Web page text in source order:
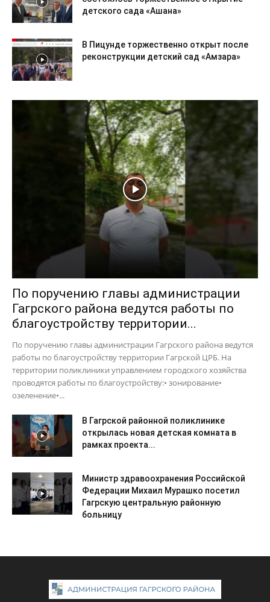
детского сада «Ашана»
В Пицунде торжественно открыт после
реконструкции детский сад «Амзара»
По поручению главы администрации
Гагрского района ведутся работы по
благоустройству территории...
По поручению главы администрации Гагрского района ведутся
работы по благоустройству территории Гагрской ЦРБ. На
территории поликлиники управлением городского хозяйства
проводятся работы по благоустройству:• зонирование•
озеленение•...
В Гагрской районной поликлинике
открылась новая детская комната в
рамках проекта...
Министр здравоохранения Российской
Федерации Михаил Мурашко посетил
Гагрскую центральную районную
больницу